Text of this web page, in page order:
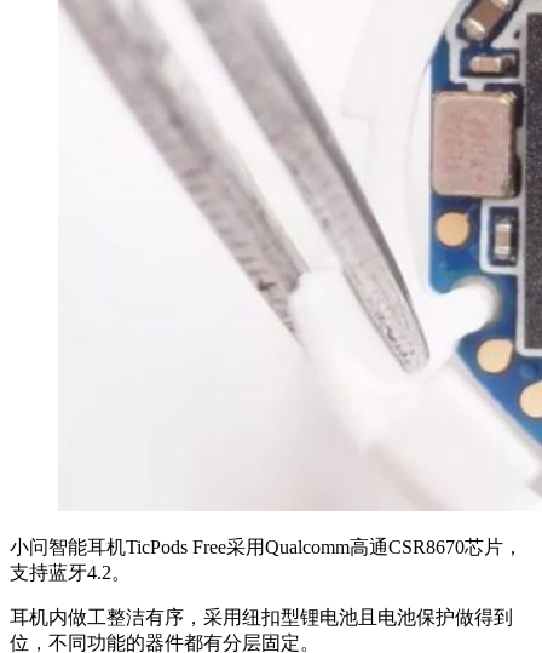
小问智能耳机TicPods Free采用Qualcomm高通CSR8670芯片，
支持蓝牙4.2。
耳机内做工整洁有序，采用纽扣型锂电池且电池保护做得到
位，不同功能的器件都有分层固定。